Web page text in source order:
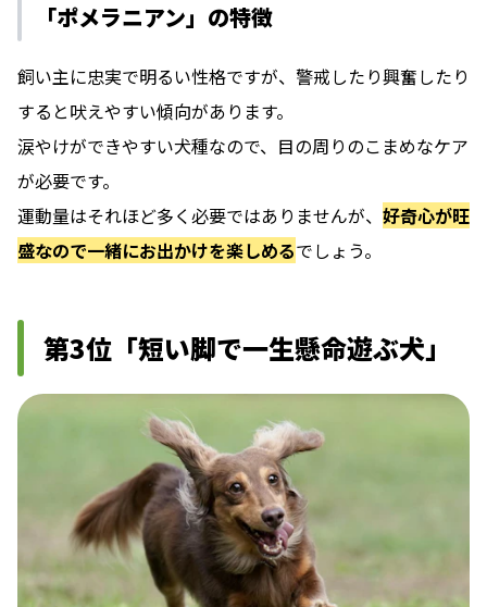
「ポメラニアン」の特徴
飼い主に忠実で明るい性格ですが、警戒したり興奮したり
すると吠えやすい傾向があります。
涙やけができやすい犬種なので、目の周りのこまめなケア
が必要です。
運動量はそれほど多く必要ではありませんが、 好奇心が旺
盛なので一緒にお出かけを楽しめるでしょう。
第3位「短い脚で一生懸命遊ぶ犬」